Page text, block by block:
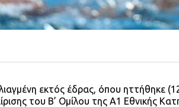
εκτός έδρας, όπου ηττήθηκε
του Β’ Ομίλου της Α1 Εθνικής